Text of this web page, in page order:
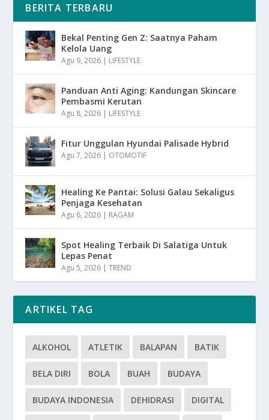
BERITA TERBARU
Bekal Penting Gen Z: Saatnya Paham
Kelola Uang
Agu 9, 2026 | LIFESTYLE
Panduan Anti Aging: Kandungan Skincare
Pembasmi Kerutan
Agu 8, 2026 | LIFESTYLE
Fitur Unggulan Hyundai Palisade Hybrid
Agu 7, 2026 | OTOMOTIF
Healing Ke Pantai: Solusi Galau Sekaligus
Penjaga Kesehatan
Agu 6, 2026 | RAGAM
Spot Healing Terbaik Di Salatiga Untuk
Lepas Penat
Agu 5, 2026 |TREND
ARTIKEL TAG
ALKOHOL ATLETIK BALAPAN BATIK
BELA DIRI BOLA BUAH BUDAYA
BUDAYA INDONESIA DEHIDRASI DIGITAL